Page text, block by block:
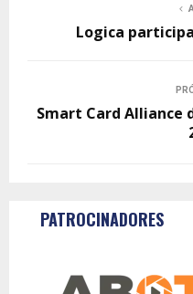
Logica
Smart Card Alliance
PATROCINADORES